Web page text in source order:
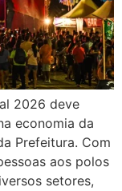
2026 deve
economia da
Prefeitura. Com
aos polos
setores,